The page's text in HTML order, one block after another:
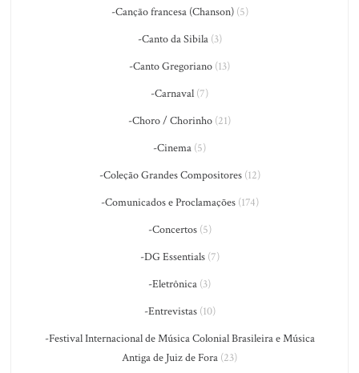
-Canção francesa (Chanson)(5)
-Canto da Sibila(3)
-Canto Gregoriano (13)
-Carnaval (7)
-Choro / Chorinho (21)
-Cinema (5)
-Coleção Grandes Compositores(12)
-Comunicados e Proclamações(174)
-Concertos(5)
-DG Essentials(7)
-Eletrônica (3)
-Entrevistas(10)
-Festival Internacional de Música Colonial Brasileira e Música
Antiga de Juiz de Fora (23)